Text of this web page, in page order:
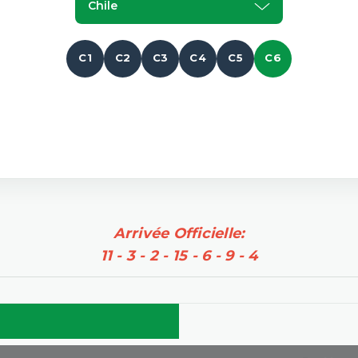
Chile
C1 C2 C3 C4 C5 C6
Arrivée Officielle:
11 - 3 - 2 - 15 - 6 - 9 - 4